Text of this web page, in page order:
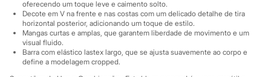
Moda esportiva
Acessórios
Blusas
Calçados
Leggings
Shorts e Bermudas
oferecendo um toque leve e caimento solto.
Decote em V na frente e nas costas com um delicado detalhe de tira
horizontal posterior, adicionando um toque de estilo.
Mangas curtas e amplas, que garantem liberdade de movimento e um
visual fluido.
Barra com elástico lastex largo, que se ajusta suavemente ao corpo e
define a modelagem cropped.